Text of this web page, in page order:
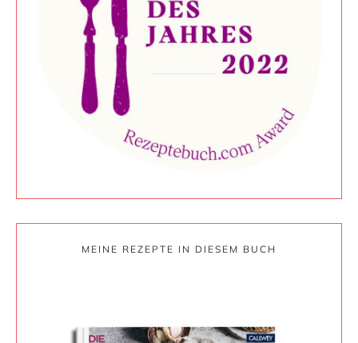
MEINE REZEPTE IN DIESEM BUCH